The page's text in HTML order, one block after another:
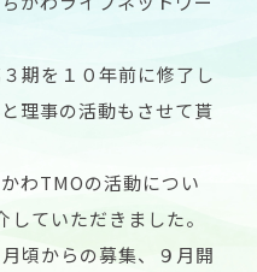
期を１０年前に修了し
理事の活動もさせて貰
わTMOの活動につい
ていただきました。
頃からの募集、９月開